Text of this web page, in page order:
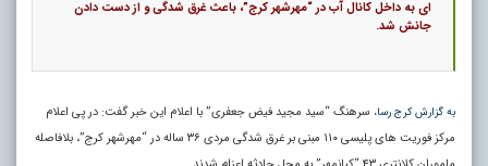
ای به داخل کانال آب در “مهرشهر کرج”، باعث غرق شدگی و از دست دادن
جانش شد.
به گزارش کرج رسا، سرهنگ “سید مجید فیض جعفری” با اعلام این خبر گفت: در پی اعلام
مرکز فوریت های پلیسی ۱۱۰ مبنی بر غرق شدگی مردی ۳۶ ساله در “مهرشهر کرج”، بلافاصله